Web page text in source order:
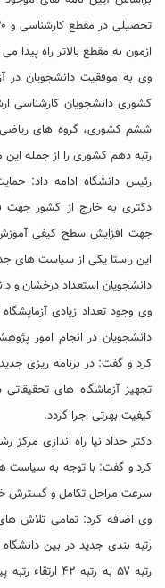
ازمون به مقطع بالاتر راه پیدا
وی به موفقیت دانشجویان در
کشوری دانشجویان کارشناسی
ششم کشوری، گروه های ریاضی
رتبه دهم کشوری را از جمله
رئیس دانشگاه ادامه داد:
دکتری به خارج از کشور جهت
جهت افزایش سطح کیفی
این راستا یکی از سیاست های
دانشجویان استعداد درخشان و
وی وجود تعداد زیادی
دانشجویان در انجام امور
کرد و گفت: در برنامه ریزی
تجهیز آزماشگاه های
کیفیت بهرتی اجرا گردد.
دکتر حداد نیا راه اندازی مرکز
کرد و گفت: با توجه به سیاست
سرعت مراحل تکامل و گسترش
وی اضافه کرد: تمامی تلاش
رتبه بندی جدید در بین
رتبه ۵۷ به